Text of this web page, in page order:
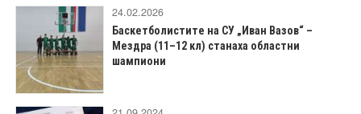
24.02.2026
Баскетболистите на СУ „Иван Вазов“ –
Мездра (11–12 кл) станаха областни
шампиони